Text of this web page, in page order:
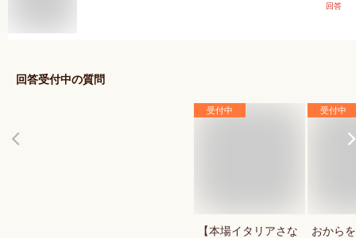
回答
回答受付中の質問
受付中
【本場イタリアさな
受付中
おから